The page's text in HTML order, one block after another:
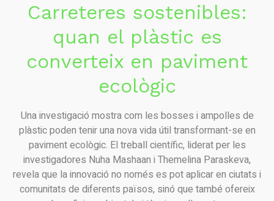
Carreteres sostenibles:
quan el plàstic es
converteix en paviment
ecològic
Una investigació mostra com les bosses i ampolles de
plàstic poden tenir una nova vida útil transformant-se en
paviment ecològic. El treball científic, liderat per les
investigadores Nuha Mashaan i Themelina Paraskeva,
revela que la innovació no només es pot aplicar en ciutats i
comunitats de diferents països, sinó que també ofereix